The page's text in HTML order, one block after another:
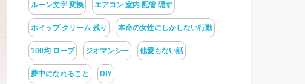
ルーン文字 変換 エアコン 室内 配管 隠す
ホイップ クリーム 残り 本命の女性にしかしない行動
100均 ロープ ジオマンシー 他愛もない話
夢中になれること DIY